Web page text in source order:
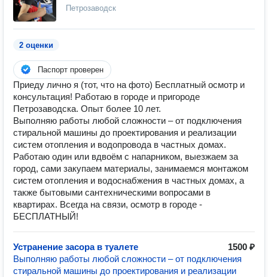
Петрозаводск
2 оценки
Паспорт проверен
Приеду лично я (тот, что на фото) Бесплатный осмотр и
консультация! Работаю в городе и пригороде
Петрозаводска. Опыт более 10 лет.
Выполняю работы любой сложности – от подключения
стиральной машины до проектирования и реализации
систем отопления и водопровода в частных домах.
Работаю один или вдвоём с напарником, выезжаем за
город, сами закупаем материалы, занимаемся монтажом
систем отопления и водоснабжения в частных домах, а
также бытовыми сантехническими вопросами в
квартирах. Всегда на связи, осмотр в городе -
БЕСПЛАТНЫЙ!
Устранение засора в туалете
1500 ₽
Выполняю работы любой сложности – от подключения
стиральной машины до проектирования и реализации